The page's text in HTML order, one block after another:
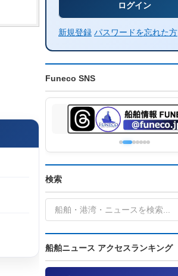
新規登録 パスワードを忘れた方
Funeco SNS
検索
船舶ニュース アクセスランキング